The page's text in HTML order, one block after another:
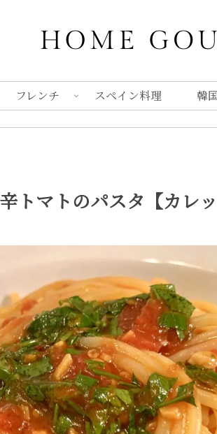
フレンチ スペイン料理 韓
トマトのパスタ【カレッ